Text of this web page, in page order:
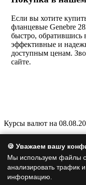
Если вы хотите
фланцевые Genebre
быстро,
эффективные и
доступным ценам.
сайте.
Курсы валют на
🍪 Уважаем вашу
Мы используем файлы
анализировать трафик
информацию.